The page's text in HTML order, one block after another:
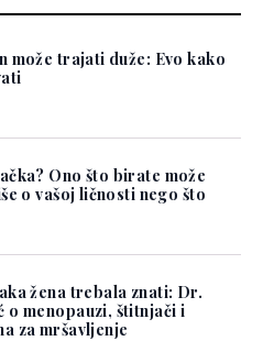
može trajati duže: Evo kako
Ono što birate može
o vašoj ličnosti nego što
žena trebala znati: Dr.
o menopauzi, štitnjači i
za mršavljenje